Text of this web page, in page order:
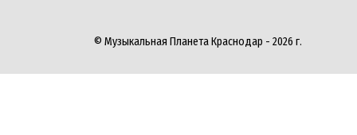
© Музыкальная Планета Краснодар - 2026 г.